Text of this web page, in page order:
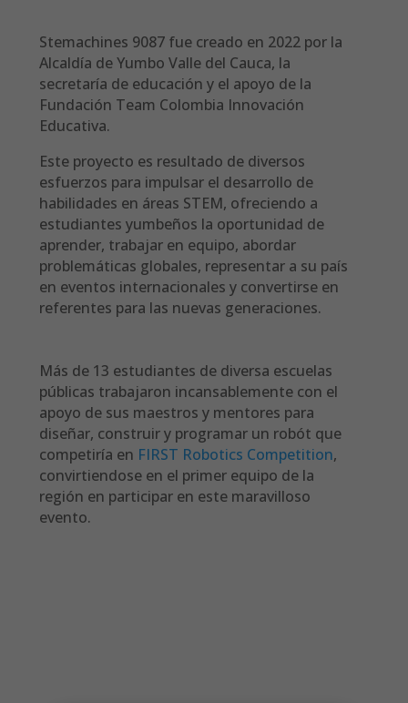
Stemachines 9087 fue creado en 2022 por la
Alcaldía de Yumbo Valle del Cauca, la
secretaría de educación y el apoyo de la
Fundación Team Colombia Innovación
Educativa.
Este proyecto es resultado de diversos
esfuerzos para impulsar el desarrollo de
habilidades en áreas STEM, ofreciendo a
estudiantes yumbeños la oportunidad de
aprender, trabajar en equipo, abordar
problemáticas globales, representar a su país
en eventos internacionales y convertirse en
referentes para las nuevas generaciones.
Más de 13 estudiantes de diversa escuelas
públicas trabajaron incansablemente con el
apoyo de sus maestros y mentores para
diseñar, construir y programar un robót que
competiría en FIRST Robotics Competition,
convirtiendose en el primer equipo de la
región en participar en este maravilloso
evento.